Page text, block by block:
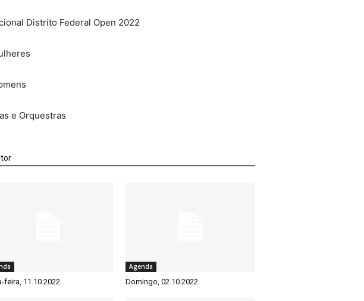
Distrito Federal Open 2022
e Orquestras
feira, 11.10.2022
Agenda
Domingo, 02.10.2022